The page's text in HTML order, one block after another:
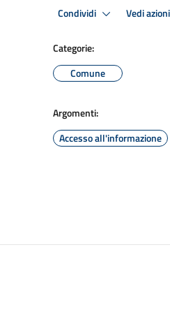
Condividi Vedi azioni
Categorie:
Comune
Argomenti:
Accesso all'informazione